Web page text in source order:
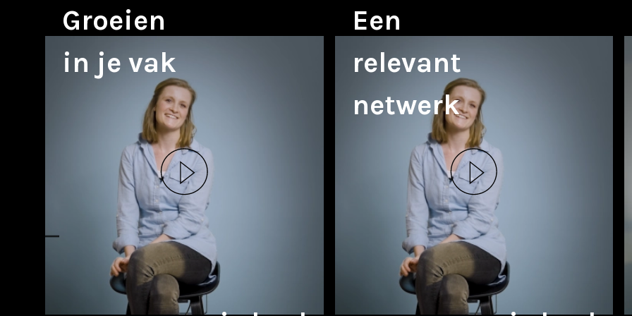
Groeien
in je vak
Een
relevant
netwerk